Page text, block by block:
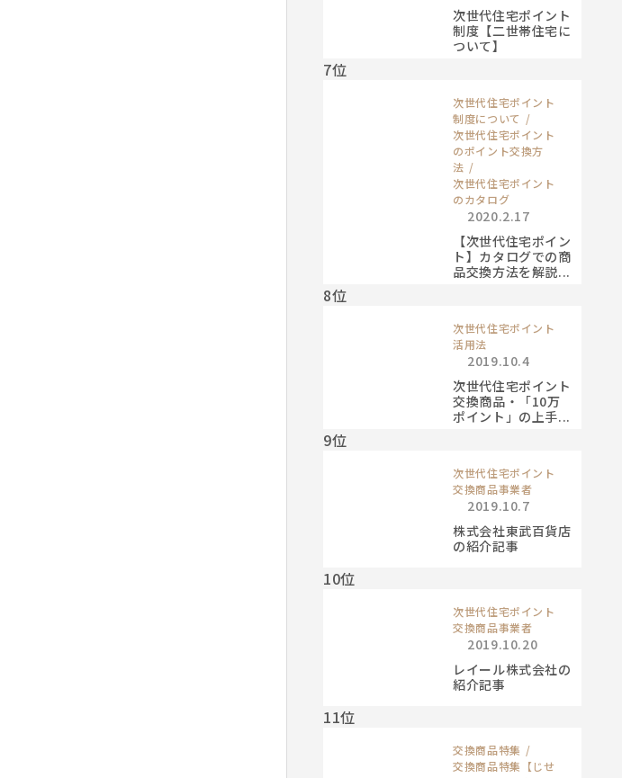
次世代住宅ポイント
制度【二世帯住宅に
ついて】
7位
次世代住宅ポイント
制度について
次世代住宅ポイント
のポイント交換方
法
次世代住宅ポイント
のカタログ
2020.2.17
【次世代住宅ポイン
ト】カタログでの商
品交換方法を解説...
8位
次世代住宅ポイント
活用法
2019.10.4
次世代住宅ポイント
交換商品・「10万
ポイント」の上手...
9位
次世代住宅ポイント
交換商品事業者
2019.10.7
株式会社東武百貨店
の紹介記事
10位
次世代住宅ポイント
交換商品事業者
2019.10.20
レイール株式会社の
紹介記事
11位
交換商品特集
交換商品特集【じせ